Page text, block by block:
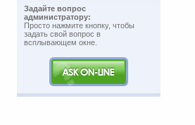
Задайте вопрос
администратору:
Просто нажмите кнопку, чтобы
задать свой вопрос в
всплывающем окне.